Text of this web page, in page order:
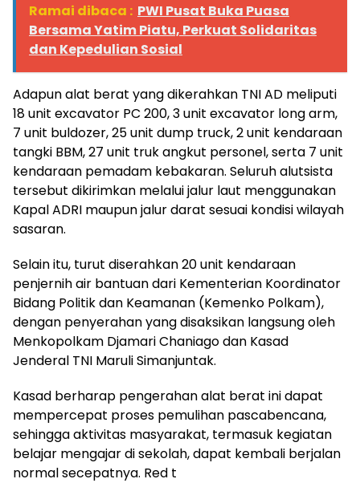
Ramai dibaca : PWI Pusat Buka Puasa
Bersama Yatim Piatu, Perkuat Solidaritas
dan Kepedulian Sosial
Adapun alat berat yang dikerahkan TNI AD meliputi
18 unit excavator PC 200, 3 unit excavator long arm,
7 unit buldozer, 25 unit dump truck, 2 unit kendaraan
tangki BBM, 27 unit truk angkut personel, serta 7 unit
kendaraan pemadam kebakaran. Seluruh alutsista
tersebut dikirimkan melalui jalur laut menggunakan
Kapal ADRI maupun jalur darat sesuai kondisi wilayah
sasaran.
Selain itu, turut diserahkan 20 unit kendaraan
penjernih air bantuan dari Kementerian Koordinator
Bidang Politik dan Keamanan (Kemenko Polkam),
dengan penyerahan yang disaksikan langsung oleh
Menkopolkam Djamari Chaniago dan Kasad
Jenderal TNI Maruli Simanjuntak.
Kasad berharap pengerahan alat berat ini dapat
mempercepat proses pemulihan pascabencana,
sehingga aktivitas masyarakat, termasuk kegiatan
belajar mengajar di sekolah, dapat kembali berjalan
normal secepatnya. Red t